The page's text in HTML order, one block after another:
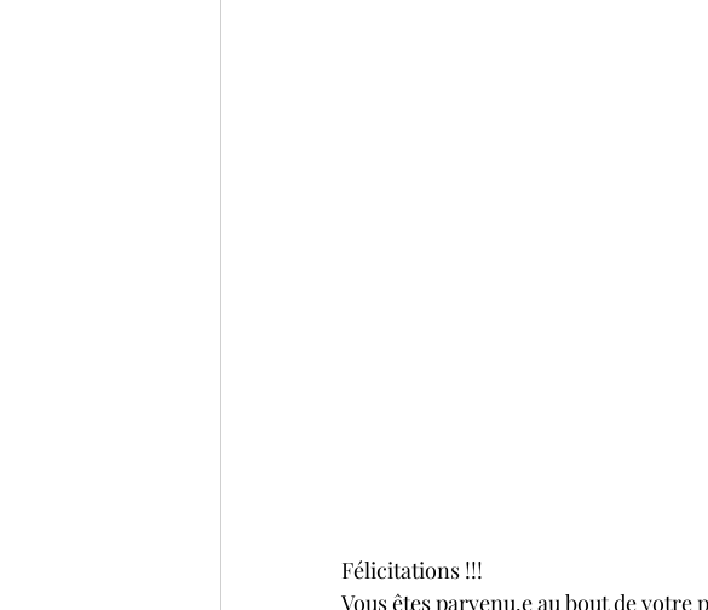
Félicitations !!!
Vous êtes parvenu.e au bout de votre